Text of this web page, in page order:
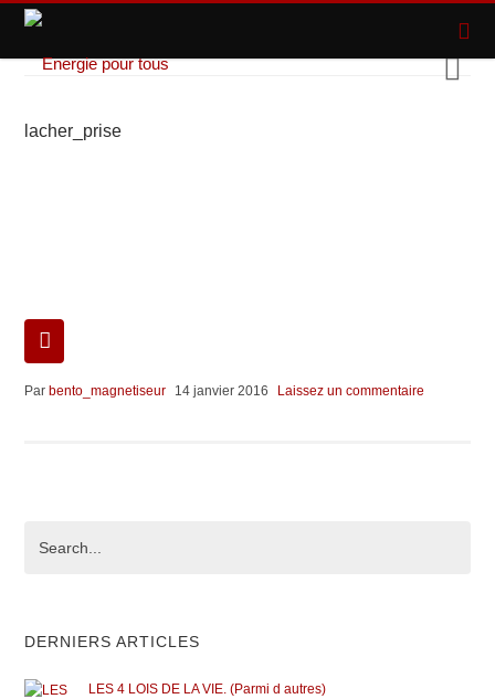
lacher_prise
Par bento_magnetiseur 14 janvier 2016 Laissez un commentaire
DERNIERS ARTICLES
LES 4 LOIS DE LA VIE. (Parmi d autres)